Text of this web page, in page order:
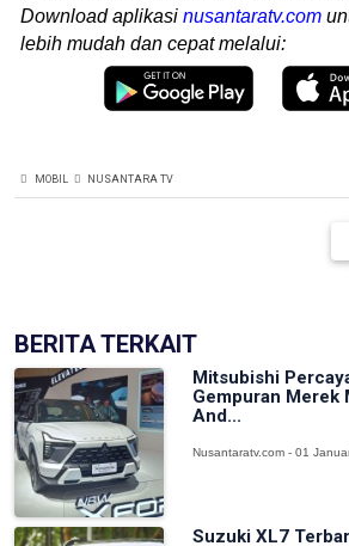
Download aplikasi nusantaratv.com
lebih mudah dan cepat melalui:
MOBIL NUSANTARA TV
BERITA TERKAIT
Mitsubishi
Gempuran Merek
And...
Nusantaratv.com - 01
Suzuki XL7